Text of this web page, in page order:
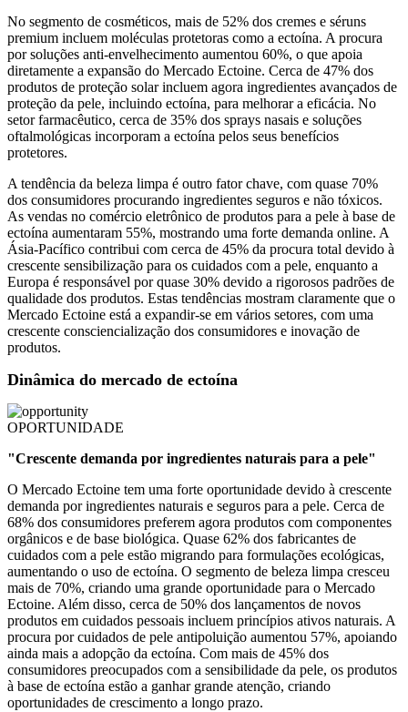
No segmento de cosméticos, mais de 52% dos cremes e séruns
premium incluem moléculas protetoras como a ectoína. A procura
por soluções anti-envelhecimento aumentou 60%, o que apoia
diretamente a expansão do Mercado Ectoine. Cerca de 47% dos
produtos de proteção solar incluem agora ingredientes avançados de
proteção da pele, incluindo ectoína, para melhorar a eficácia. No
setor farmacêutico, cerca de 35% dos sprays nasais e soluções
oftalmológicas incorporam a ectoína pelos seus benefícios
protetores.
A tendência da beleza limpa é outro fator chave, com quase 70%
dos consumidores procurando ingredientes seguros e não tóxicos.
As vendas no comércio eletrônico de produtos para a pele à base de
ectoína aumentaram 55%, mostrando uma forte demanda online. A
Ásia-Pacífico contribui com cerca de 45% da procura total devido à
crescente sensibilização para os cuidados com a pele, enquanto a
Europa é responsável por quase 30% devido a rigorosos padrões de
qualidade dos produtos. Estas tendências mostram claramente que o
Mercado Ectoine está a expandir-se em vários setores, com uma
crescente consciencialização dos consumidores e inovação de
produtos.
Dinâmica do mercado de ectoína
OPORTUNIDADE
"Crescente demanda por ingredientes naturais para a pele"
O Mercado Ectoine tem uma forte oportunidade devido à crescente
demanda por ingredientes naturais e seguros para a pele. Cerca de
68% dos consumidores preferem agora produtos com componentes
orgânicos e de base biológica. Quase 62% dos fabricantes de
cuidados com a pele estão migrando para formulações ecológicas,
aumentando o uso de ectoína. O segmento de beleza limpa cresceu
mais de 70%, criando uma grande oportunidade para o Mercado
Ectoine. Além disso, cerca de 50% dos lançamentos de novos
produtos em cuidados pessoais incluem princípios ativos naturais. A
procura por cuidados de pele antipoluição aumentou 57%, apoiando
ainda mais a adopção da ectoína. Com mais de 45% dos
consumidores preocupados com a sensibilidade da pele, os produtos
à base de ectoína estão a ganhar grande atenção, criando
oportunidades de crescimento a longo prazo.